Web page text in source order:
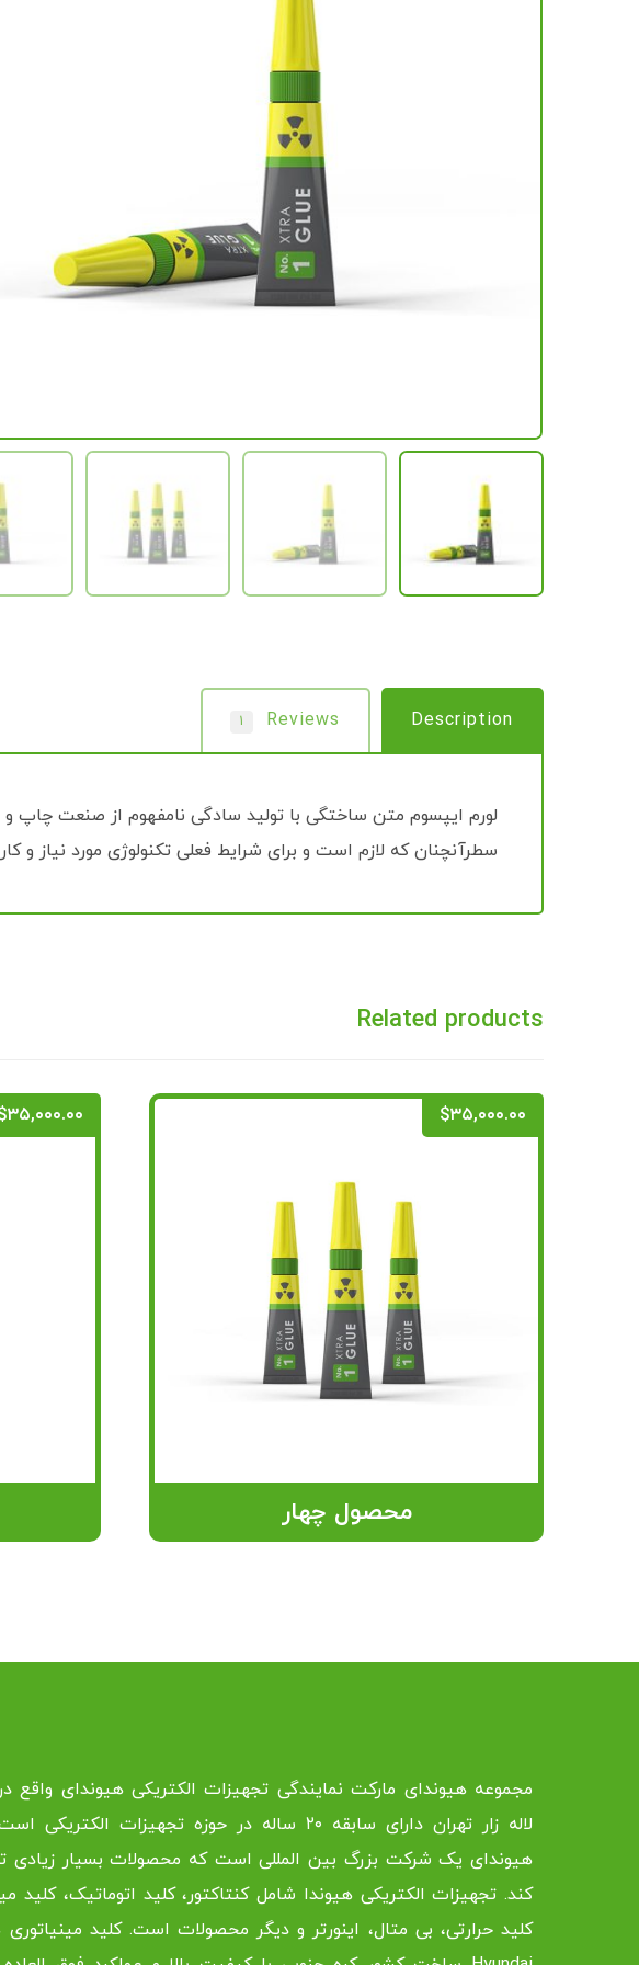
Description
Reviews ۱
لورم ایپسوم متن ساختگی با تولید سادگی نامفهوم از صنعت چاپ و
سطرآنچنان که لازم است و برای شرایط فعلی تکنولوژی مورد نیاز و
Related products
محصول چهار
$۳۵,۰۰۰.۰۰ ۳۵,۰۰۰.۰۰
مجموعه هیوندای مارکت نمایندگی تجهیزات الکتریکی هیوندای واقع
لاله زار تهران دارای سابقه ۲۰ ساله در حوزه تجهیزات
هیوندای یک شرکت بزرگ بین المللی است که محصولات بسیار زیادی
کند. تجهیزات الکتریکی هیوندا شامل کنتاکتور، کلید اتوماتیک، کلید
کلید حرارتی، بی متال، اینورتر و دیگر محصولات است. کلید مینیاتوری